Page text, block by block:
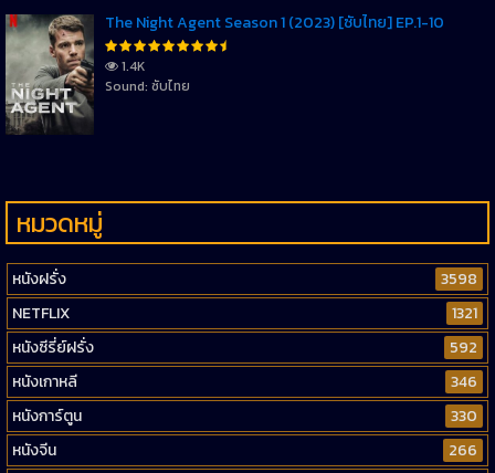
The Night Agent Season 1 (2023) [ซับไทย] EP.1-10
1.4K
Sound: ซับไทย
หมวดหมู่
หนังฝรั่ง
3598
NETFLIX
1321
หนังซีรี่ย์ฝรั่ง
592
หนังเกาหลี
346
หนังการ์ตูน
330
หนังจีน
266